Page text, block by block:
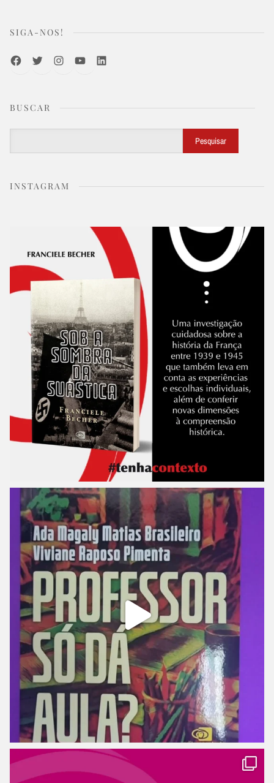
SIGA-NOS!
FacebookTwitterInstagramYoutubeLinkedIn
BUSCAR
Pesquisar
INSTAGRAM